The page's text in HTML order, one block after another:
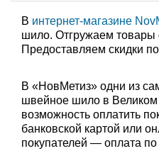
В интернет-магазине
шило. Отгружаем товары
Предоставляем скидки
В «НовМетиз» одни из
швейное шило в Великом
возможность оплатить
банковской картой или
покупателей — оплата по